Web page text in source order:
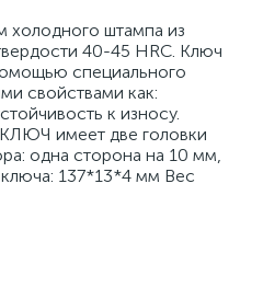
холодного штампа из
40-45 HRC. Ключ
специального
свойствами как:
к износу.
имеет две головки
одна сторона на 10 мм,
137*13*4 мм Вес